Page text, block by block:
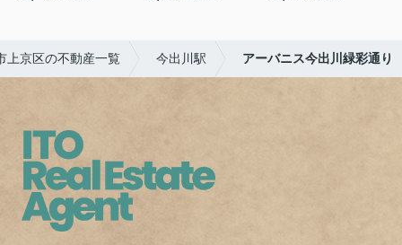
上京区の不動産一覧 今出川駅 アーバニス今出川緑彩通り